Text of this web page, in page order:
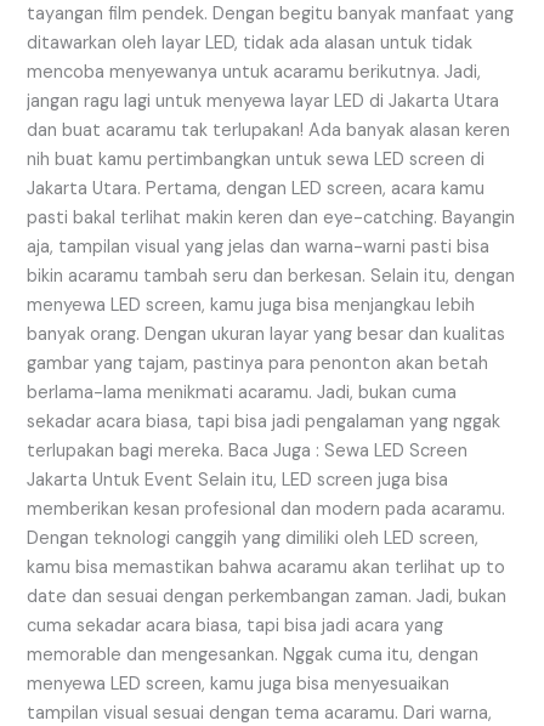
tayangan film pendek. Dengan begitu banyak manfaat yang
ditawarkan oleh layar LED, tidak ada alasan untuk tidak
mencoba menyewanya untuk acaramu berikutnya. Jadi,
jangan ragu lagi untuk menyewa layar LED di Jakarta Utara
dan buat acaramu tak terlupakan! Ada banyak alasan keren
nih buat kamu pertimbangkan untuk sewa LED screen di
Jakarta Utara. Pertama, dengan LED screen, acara kamu
pasti bakal terlihat makin keren dan eye-catching. Bayangin
aja, tampilan visual yang jelas dan warna-warni pasti bisa
bikin acaramu tambah seru dan berkesan. Selain itu, dengan
menyewa LED screen, kamu juga bisa menjangkau lebih
banyak orang. Dengan ukuran layar yang besar dan kualitas
gambar yang tajam, pastinya para penonton akan betah
berlama-lama menikmati acaramu. Jadi, bukan cuma
sekadar acara biasa, tapi bisa jadi pengalaman yang nggak
terlupakan bagi mereka. Baca Juga : Sewa LED Screen
Jakarta Untuk Event Selain itu, LED screen juga bisa
memberikan kesan profesional dan modern pada acaramu.
Dengan teknologi canggih yang dimiliki oleh LED screen,
kamu bisa memastikan bahwa acaramu akan terlihat up to
date dan sesuai dengan perkembangan zaman. Jadi, bukan
cuma sekadar acara biasa, tapi bisa jadi acara yang
memorable dan mengesankan. Nggak cuma itu, dengan
menyewa LED screen, kamu juga bisa menyesuaikan
tampilan visual sesuai dengan tema acaramu. Dari warna,